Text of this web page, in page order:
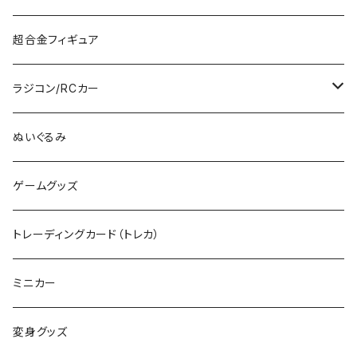
TOMIX (HO)
その他のHOゲージ
Zゲージ
カタログ
TOMIX (N)
制御機器
デカール
30MS
ミリタリープラモ
ポケモン
その他のロボット
その他のキャラクター
筆
ガンダム
超合金フィギュア
ラジコン/RCカー
タミヤRC
RCパーツ
ぬいぐるみ
ゲームグッズ
トレーディングカード（トレカ）
ミニカー
変身グッズ